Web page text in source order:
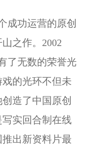
功运营的原创
之作。2002
了无数的荣誉光
的光环不但未
造了中国原创
实回合制在线
出新资料片最